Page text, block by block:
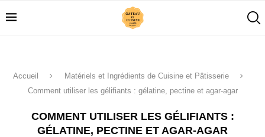
Accueil
Matériels et Ingrédients de Cuisine et Pâtisserie
Comment utiliser les gélifiants : gélatine, pectine et agar-agar
COMMENT UTILISER LES GÉLIFIANTS :
GÉLATINE, PECTINE ET AGAR-AGAR